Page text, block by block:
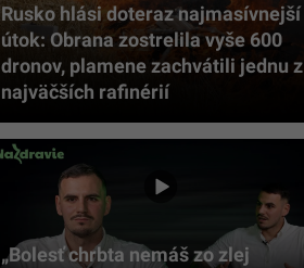
Rusko hlási doteraz najmasívnejší
útok: Obrana zostrelila vyše 600
dronov, plamene zachvátili jednu z
najväčších rafinérií
„Bolesť chrbta nemáš zo zlej